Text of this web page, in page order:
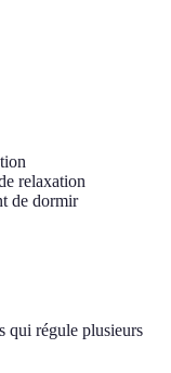
relaxation
de dormir
qui régule plusieurs